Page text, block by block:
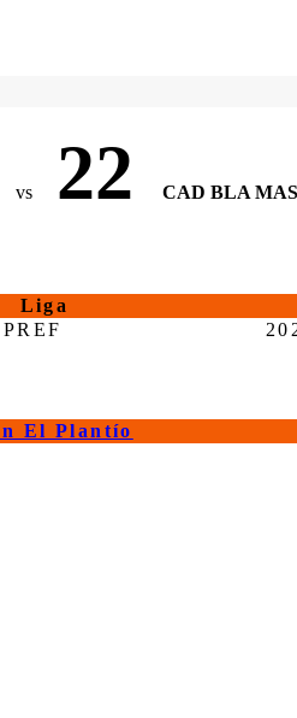
vs 22 CAD BLA MAS
Liga
El Plantío